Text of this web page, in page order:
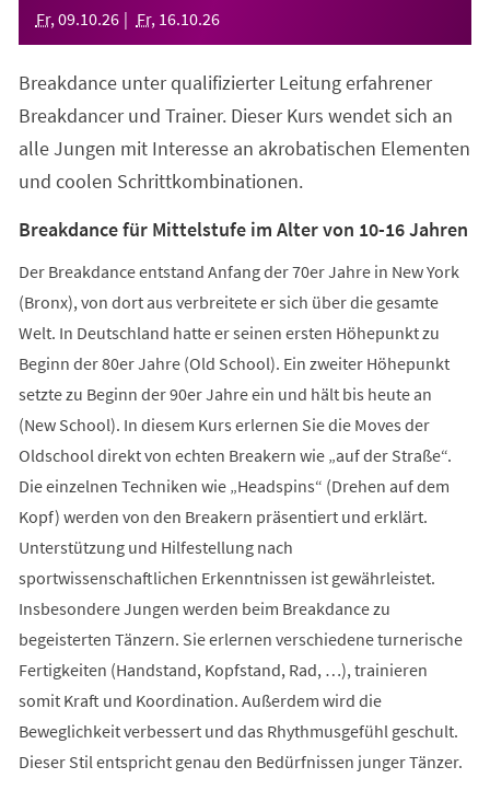
Fr, 09.10.26 Fr, 16.10.26
Breakdance unter qualifizierter Leitung erfahrener
Breakdancer und Trainer. Dieser Kurs wendet sich an
alle Jungen mit Interesse an akrobatischen Elementen
und coolen Schrittkombinationen.
Breakdance für Mittelstufe im Alter von 10-16 Jahren
Der Breakdance entstand Anfang der 70er Jahre in New York
(Bronx), von dort aus verbreitete er sich über die gesamte
Welt. In Deutschland hatte er seinen ersten Höhepunkt zu
Beginn der 80er Jahre (Old School). Ein zweiter Höhepunkt
setzte zu Beginn der 90er Jahre ein und hält bis heute an
(New School). In diesem Kurs erlernen Sie die Moves der
Oldschool direkt von echten Breakern wie „auf der Straße“.
Die einzelnen Techniken wie „Headspins“ (Drehen auf dem
Kopf) werden von den Breakern präsentiert und erklärt.
Unterstützung und Hilfestellung nach
sportwissenschaftlichen Erkenntnissen ist gewährleistet.
Insbesondere Jungen werden beim Breakdance zu
begeisterten Tänzern. Sie erlernen verschiedene turnerische
Fertigkeiten (Handstand, Kopfstand, Rad, …), trainieren
somit Kraft und Koordination. Außerdem wird die
Beweglichkeit verbessert und das Rhythmusgefühl geschult.
Dieser Stil entspricht genau den Bedürfnissen junger Tänzer.